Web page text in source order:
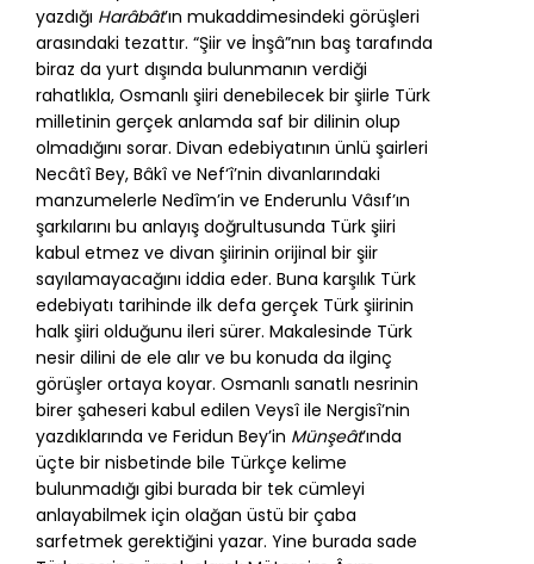
yazdığı Harâbât’ın mukaddimesindeki görüşleri
arasındaki tezattır. “Şiir ve İnşâ”nın baş tarafında
biraz da yurt dışında bulunmanın verdiği
rahatlıkla, Osmanlı şiiri denebilecek bir şiirle Türk
milletinin gerçek anlamda saf bir dilinin olup
olmadığını sorar. Divan edebiyatının ünlü şairleri
Necâtî Bey, Bâkî ve Nef‘î’nin divanlarındaki
manzumelerle Nedîm’in ve Enderunlu Vâsıf’ın
şarkılarını bu anlayış doğrultusunda Türk şiiri
kabul etmez ve divan şiirinin orijinal bir şiir
sayılamayacağını iddia eder. Buna karşılık Türk
edebiyatı tarihinde ilk defa gerçek Türk şiirinin
halk şiiri olduğunu ileri sürer. Makalesinde Türk
nesir dilini de ele alır ve bu konuda da ilginç
görüşler ortaya koyar. Osmanlı sanatlı nesrinin
birer şaheseri kabul edilen Veysî ile Nergisî’nin
yazdıklarında ve Feridun Bey’in Münşeât’ında
üçte bir nisbetinde bile Türkçe kelime
bulunmadığı gibi burada bir tek cümleyi
anlayabilmek için olağan üstü bir çaba
sarfetmek gerektiğini yazar. Yine burada sade